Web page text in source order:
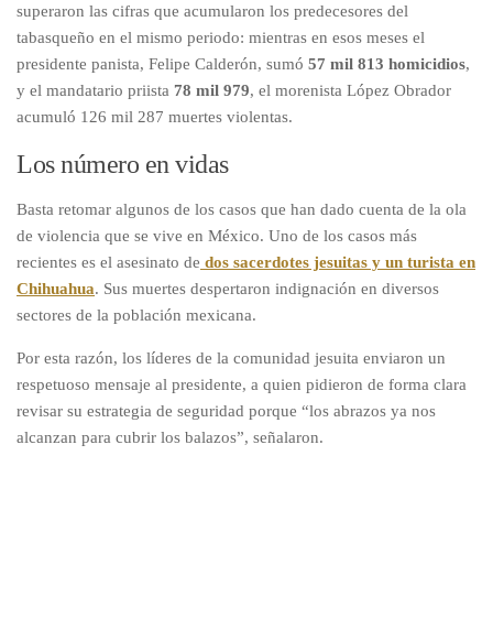
superaron las cifras que acumularon los predecesores del
tabasqueño en el mismo periodo: mientras en esos meses el
presidente panista, Felipe Calderón, sumó 57 mil 813 homicidios,
y el mandatario priista 78 mil 979, el morenista López Obrador
acumuló 126 mil 287 muertes violentas.
Los número en vidas
Basta retomar algunos de los casos que han dado cuenta de la ola
de violencia que se vive en México. Uno de los casos más
recientes es el asesinato de dos sacerdotes jesuitas y un turista en
Chihuahua. Sus muertes despertaron indignación en diversos
sectores de la población mexicana.
Por esta razón, los líderes de la comunidad jesuita enviaron un
respetuoso mensaje al presidente, a quien pidieron de forma clara
revisar su estrategia de seguridad porque “los abrazos ya nos
alcanzan para cubrir los balazos”, señalaron.